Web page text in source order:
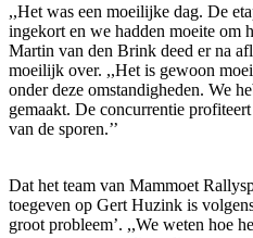
,,Het was een moeilijke dag. De
ingekort en we hadden moeite om
Martin van den Brink deed er na
moeilijk over. ,,Het is gewoon
onder deze omstandigheden. We
gemaakt. De concurrentie
van de sporen.’’
Dat het team van Mammoet
toegeven op Gert Huzink is
groot probleem’. ,,We weten hoe